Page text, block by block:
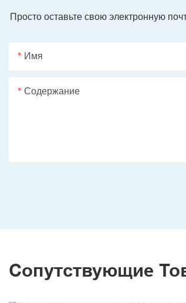
Просто оставьте свою электронную
Имя
Содержание
Сопутствующие